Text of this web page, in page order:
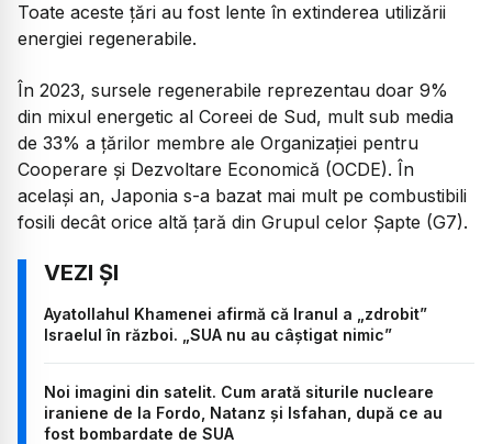
Toate aceste țări au fost lente în extinderea utilizării
energiei regenerabile.
În 2023, sursele regenerabile reprezentau doar 9%
din mixul energetic al Coreei de Sud, mult sub media
de 33% a țărilor membre ale Organizației pentru
Cooperare și Dezvoltare Economică (OCDE). În
același an, Japonia s-a bazat mai mult pe combustibili
fosili decât orice altă țară din Grupul celor Șapte (G7).
Ayatollahul Khamenei afirmă că Iranul a „zdrobit”
Israelul în război. „SUA nu au câștigat nimic”
Noi imagini din satelit. Cum arată siturile nucleare
iraniene de la Fordo, Natanz și Isfahan, după ce au
fost bombardate de SUA